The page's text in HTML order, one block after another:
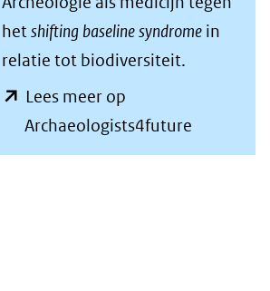
hetshifting baseline syndrome in
relatie tot biodiversiteit.
Lees meer op
Archaeologists4future
in